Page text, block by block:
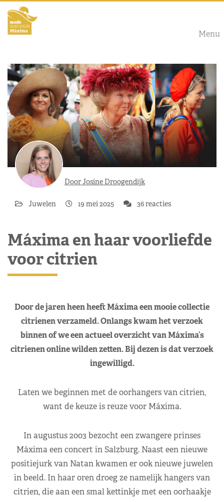
Menu
Door Josine Droogendijk
Juwelen 19 mei 2025 36 reacties
Máxima en haar voorliefde
voor citrien
Door de jaren heen heeft Máxima een mooie collectie
citrienen verzameld. Onlangs kwam het verzoek
binnen of we een actueel overzicht van Máxima’s
citrienen online wilden zetten. Bij dezen is dat verzoek
ingewilligd.
Laten we beginnen met de oorhangers van citrien,
want de keuze is reuze voor Máxima.
In augustus 2003 bezocht een zwangere prinses
Máxima een concert in Salzburg. Naast een nieuwe
positiejurk van Natan kwamen er ook nieuwe juwelen
in beeld. In haar oren droeg ze namelijk hangers van
citrien, die aan een smal kettinkje met een oorhaakje